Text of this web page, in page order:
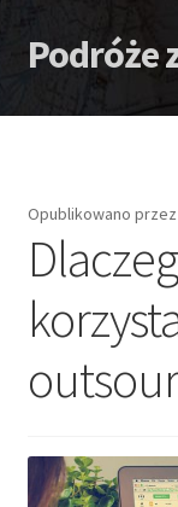
Przejdź
do
Przejdź
do
Podróże
Strona główna
Lombard
Zaćma – Strach
Opublikowano przez